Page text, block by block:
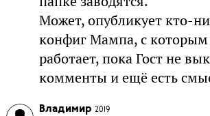
Может, опубликует кто-
конфиг Мампа, с которым
работает, пока Гост не
комменты и ещё есть
Владимир 2019